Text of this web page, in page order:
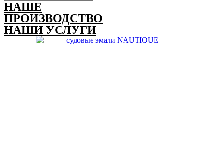
НАШЕ
ПРОИЗВОДСТВО
НАШИ УСЛУГИ